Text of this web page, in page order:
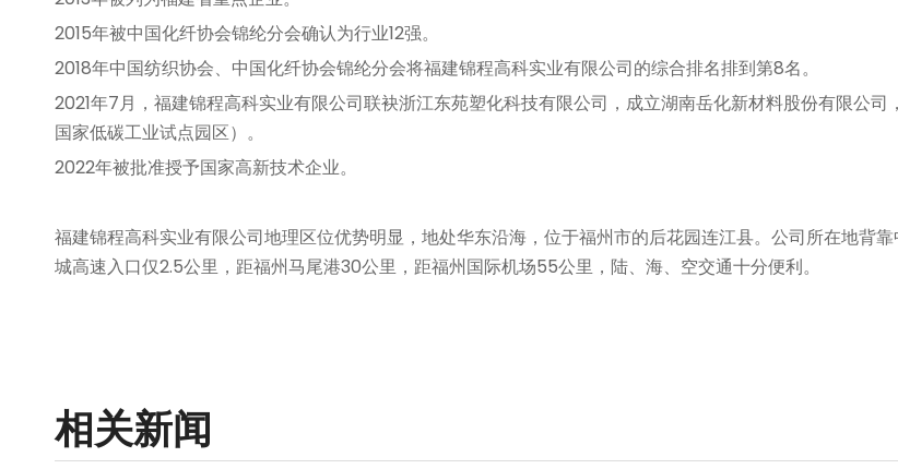
2015年被中国化纤协会锦纶分会确认为行业12强。
2018年中国纺织协会、中国化纤协会锦纶分会将福建锦程高科实业有限公司的综合排名排到第8名。
2021年7月，福建锦程高科实业有限公司联袂浙江东苑塑化科技有限公司，成立湖南岳化新材料股份有限公
国家低碳工业试点园区）。
2022年被批准授予国家高新技术企业。
福建锦程高科实业有限公司地理区位优势明显，地处华东沿海，位于福州市的后花园连江县。公司所在地背
城高速入口仅2.5公里，距福州马尾港30公里，距福州国际机场55公里，陆、海、空交通十分便利。
相关新闻